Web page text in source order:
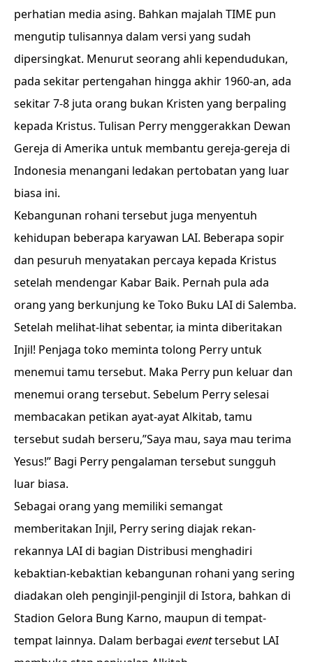
perhatian media asing. Bahkan majalah TIME pun
mengutip tulisannya dalam versi yang sudah
dipersingkat. Menurut seorang ahli kependudukan,
pada sekitar pertengahan hingga akhir 1960-an, ada
sekitar 7-8 juta orang bukan Kristen yang berpaling
kepada Kristus. Tulisan Perry menggerakkan Dewan
Gereja di Amerika untuk membantu gereja-gereja di
Indonesia menangani ledakan pertobatan yang luar
biasa ini.
Kebangunan rohani tersebut juga menyentuh
kehidupan beberapa karyawan LAI. Beberapa sopir
dan pesuruh menyatakan percaya kepada Kristus
setelah mendengar Kabar Baik. Pernah pula ada
orang yang berkunjung ke Toko Buku LAI di Salemba.
Setelah melihat-lihat sebentar, ia minta diberitakan
Injil! Penjaga toko meminta tolong Perry untuk
menemui tamu tersebut. Maka Perry pun keluar dan
menemui orang tersebut. Sebelum Perry selesai
membacakan petikan ayat-ayat Alkitab, tamu
tersebut sudah berseru,”Saya mau, saya mau terima
Yesus!” Bagi Perry pengalaman tersebut sungguh
luar biasa.
Sebagai orang yang memiliki semangat
memberitakan Injil, Perry sering diajak rekan-
rekannya LAI di bagian Distribusi menghadiri
kebaktian-kebaktian kebangunan rohani yang sering
diadakan oleh penginjil-penginjil di Istora, bahkan di
Stadion Gelora Bung Karno, maupun di tempat-
tempat lainnya. Dalam berbagai eventtersebut LAI